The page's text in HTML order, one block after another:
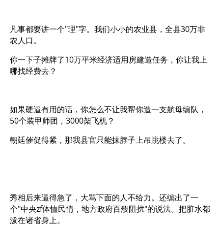
凡事都要讲一个"理"字。我们小小的农业县，全县30万非
农人口。
你一下子摊牌了10万平米经济适用房建造任务，你让我上
哪找经费去？
如果硬逼有用的话，你怎么不让我帮你造一支航母编队，
50个装甲师团，3000架飞机？
朝廷催促得紧，那我县官只能抹脖子上吊跳楼去了。
秀相后来逼得急了，大骂下面的人不给力。还编出了一
个"中央zf体恤民情，地方政府百般阻扰"的说法。把脏水都
泼在诸省身上。